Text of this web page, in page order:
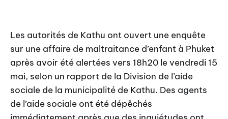
Les autorités de Kathu ont ouvert une enquête
sur une affaire de maltraitance d’enfant à Phuket
après avoir été alertées vers 18h20 le vendredi 15
mai, selon un rapport de la Division de l’aide
sociale de la municipalité de Kathu. Des agents
de l’aide sociale ont été dépêchés